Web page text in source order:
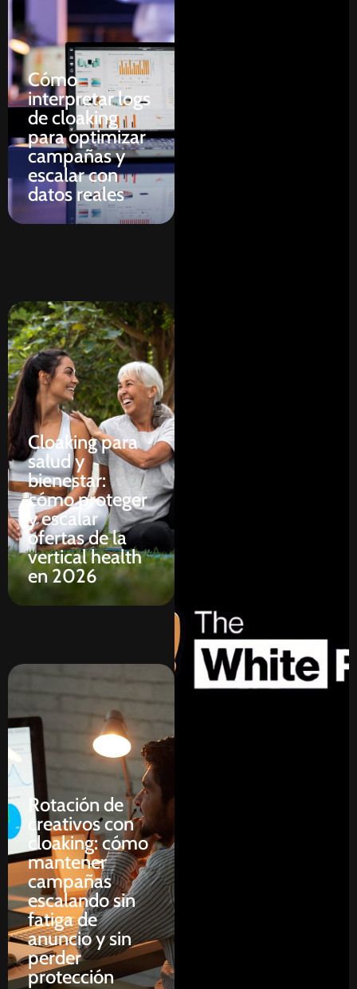
Cómo
interpretar logs
de cloaking
para optimizar
campañas y
escalar con
datos reales
Cloaking para
salud y
bienestar:
cómo proteger
y escalar
ofertas de la
vertical health
en 2026
Rotación de
creativos con
cloaking: cómo
mantener
campañas
escalando sin
fatiga de
anuncio y sin
perder
protección